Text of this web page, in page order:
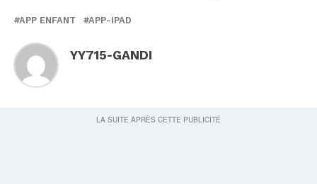
APP ENFANT APP-IPAD
YY715-GANDI